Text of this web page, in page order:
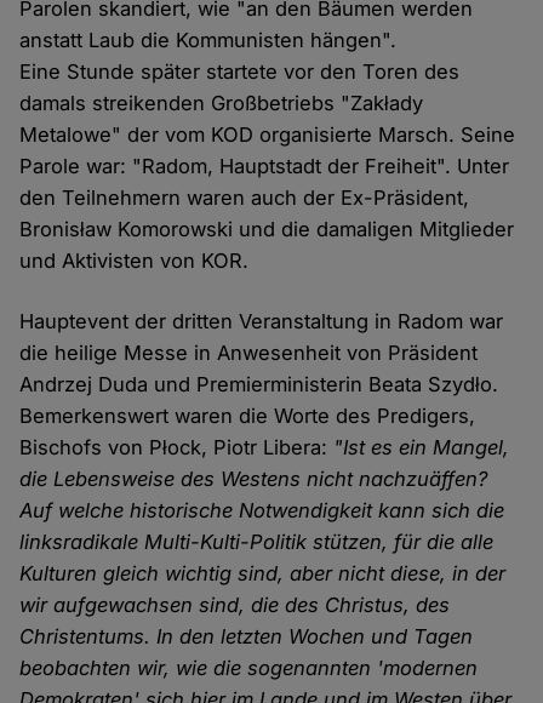
Parolen skandiert, wie "an den Bäumen werden
anstatt Laub die Kommunisten hängen".
Eine Stunde später startete vor den Toren des
damals streikenden Großbetriebs "Zakłady
Metalowe" der vom KOD organisierte Marsch. Seine
Parole war: "Radom, Hauptstadt der Freiheit". Unter
den Teilnehmern waren auch der Ex-Präsident,
Bronisław Komorowski und die damaligen Mitglieder
und Aktivisten von KOR.
Hauptevent der dritten Veranstaltung in Radom war
die heilige Messe in Anwesenheit von Präsident
Andrzej Duda und Premierministerin Beata Szydło.
Bemerkenswert waren die Worte des Predigers,
Bischofs von Płock, Piotr Libera: "Ist es ein Mangel,
die Lebensweise des Westens nicht nachzuäffen?
Auf welche historische Notwendigkeit kann sich die
linksradikale Multi-Kulti-Politik stützen, für die alle
Kulturen gleich wichtig sind, aber nicht diese, in der
wir aufgewachsen sind, die des Christus, des
Christentums. In den letzten Wochen und Tagen
beobachten wir, wie die sogenannten 'modernen